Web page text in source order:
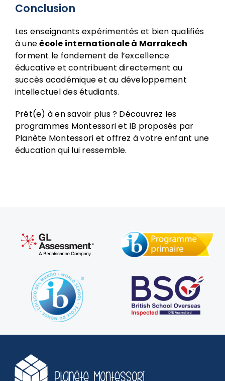
Conclusion
Les enseignants expérimentés et bien qualifiés
à uneécole internationale à Marrakech
forment le fondement de l’excellence
éducative et contribuent directement au
succès académique et au développement
intellectuel des étudiants.
Prêt(e) à en savoir plus ? Découvrez les
programmes Montessori et IB proposés par
Planète Montessori et offrez à votre enfant une
éducation qui lui ressemble.